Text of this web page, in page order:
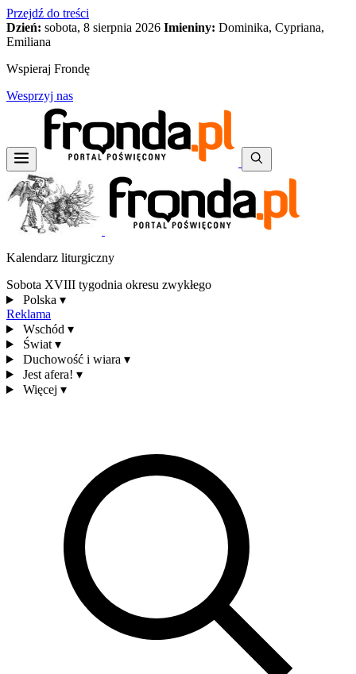
Przejdź do treści
Dzień: sobota, 8 sierpnia 2026 Imieniny: Dominika, Cypriana,
Emiliana
Wspieraj Frondę
Wesprzyj nas
Kalendarz liturgiczny
Sobota XVIII tygodnia okresu zwykłego
Polska ▾
Reklama
Wschód ▾
Świat ▾
Duchowość i wiara ▾
Jest afera! ▾
Więcej ▾